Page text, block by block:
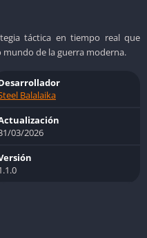
táctica en tiempo real que
de la guerra moderna.
Balalaika
03/2026